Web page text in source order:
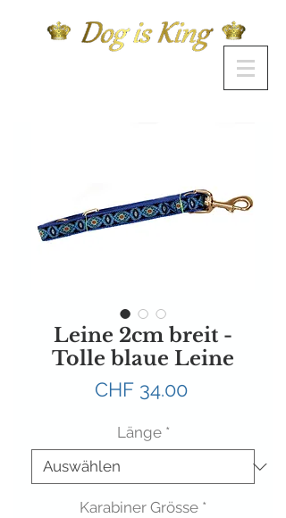
Leine 2cm breit -
Tolle blaue Leine
CHF 34.00Preis
Länge *
Karabiner Grösse *